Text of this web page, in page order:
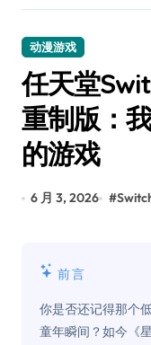
动漫游戏
任天堂
重制版：
的游戏
6 月 3, 2026 #
前言
你是否还记得那个
童年瞬间？如今《